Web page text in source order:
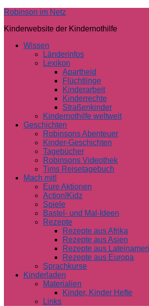
Skip
content
Robinson im Netz
Kinderwebsite der Kindernothilfe
Wissen
Länderinfos
Lexikon
Apartheid
Flüchtlinge
Kinderarbeit
Kinderrechte
Straßenkinder
Kindernothilfe weltweit
Geschichten
Robinsons Abenteuer
Kinder-Geschichten
Tagebücher
Robinsons Videothek
Tims Reisetagebuch
Mach mit!
Eure Aktionen
Action!Kidz
Spiele
Bastel- und Mal-Ideen
Rezepte
Rezepte aus Afrika
Rezepte aus Asien
Rezepte aus
Rezepte aus Europa
Sprachkurse
Kinderladen
Materialien
Kinder, Kinder Hefte
Links